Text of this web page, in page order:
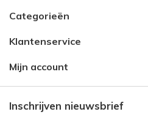
Categorieën
Klantenservice
Mijn account
Inschrijven nieuwsbrief